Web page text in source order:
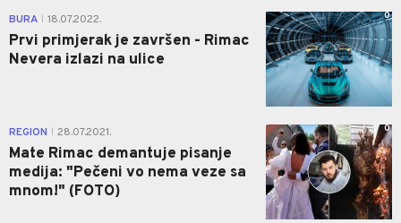
BURA 18.07.2022.
Prvi primjerak je završen - Rimac
Nevera izlazi na ulice
0
REGION 28.07.2021.
Mate Rimac demantuje pisanje
medija: "Pečeni vo nema veze sa
mnom!" (FOTO)
0